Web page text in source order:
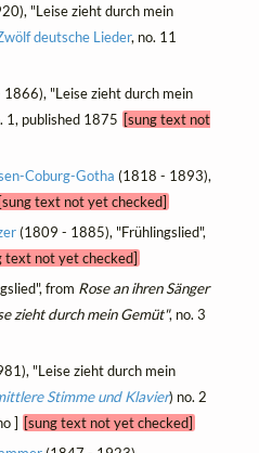
"Leise zieht durch mein
deutsche Lieder, no. 11
"Leise zieht durch mein
1, published 1875 [sung text not
Coburg-Gotha (1818 - 1893),
[sung text not yet checked]
(1809 - 1885), "Frühlingslied",
text not yet checked]
from Rose an ihren Sänger
zieht durch mein Gemüt", no. 3
"Leise zieht durch mein
Stimme und Klavier) no. 2
] [sung text not yet checked]